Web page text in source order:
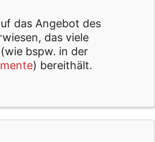
das Angebot des
das viele
bspw. in der
) bereithält.